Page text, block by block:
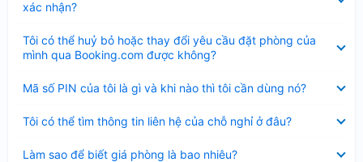
xác nhận?
gọn
Tôi có thể huỷ bỏ hoặc thay đổi yêu cầu đặt phòng của
mình qua Booking.com được không?
thu
gọn
Mã số PIN của tôi là gì và khi nào thì tôi cần dùng nó?
thu
Tôi có thể tìm thông tin liên hệ của chỗ nghỉ ở đâu?
thu
Làm sao để biết giá phòng là bao nhiêu?
thu